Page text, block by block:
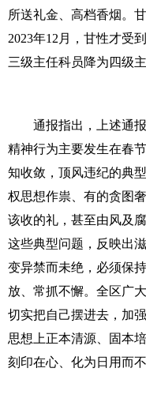
所送礼金、高档香烟。
2023年12月，甘性才受
三级主任科员降为四级主
通报指出，上述通报
精神行为主要发生在春
知收敛，顶风违纪的典
权思想作祟、有的贪图
该收的礼，甚至由风及
这些典型问题，反映出
变异禁而未绝，必须保
放、常抓不懈。全区广
切实把自己摆进去，加
思想上正本清源、固本
刻印在心、化为日用而